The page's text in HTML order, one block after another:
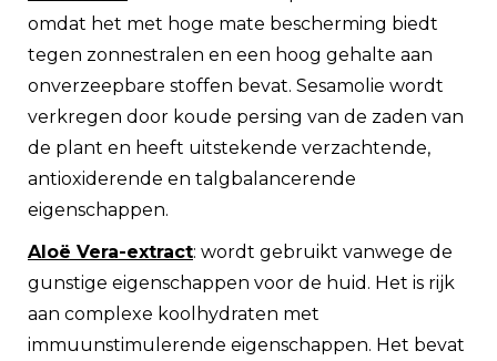
omdat het met hoge mate bescherming biedt
tegen zonnestralen en een hoog gehalte aan
onverzeepbare stoffen bevat. Sesamolie wordt
verkregen door koude persing van de zaden van
de plant en heeft uitstekende verzachtende,
antioxiderende en talgbalancerende
eigenschappen.
Aloë Vera-extract: wordt gebruikt vanwege de
gunstige eigenschappen voor de huid. Het is rijk
aan complexe koolhydraten met
immuunstimulerende eigenschappen. Het bevat